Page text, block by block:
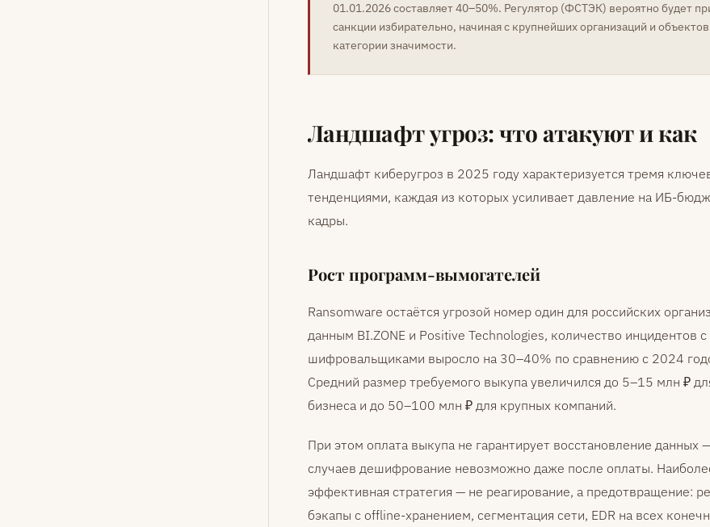
01.01.2026 составляет 40–50%. Регулятор (ФСТЭК) вероятно будет
санкции избирательно, начиная с крупнейших организаций и
категории значимости.
Ландшафт угроз: что атакуют и как
Ландшафт киберугроз в 2025 году характеризуется тремя
тенденциями, каждая из которых усиливает давление на ИБ-
кадры.
Рост программ-вымогателей
Ransomware остаётся угрозой номер один для российских
данным BI.ZONE и Positive Technologies, количество инцидентов с
шифровальщиками выросло на 30–40% по сравнению с 2024
Средний размер требуемого выкупа увеличился до 5–15 млн ₽
бизнеса и до 50–100 млн ₽ для крупных компаний.
При этом оплата выкупа не гарантирует восстановление данных
случаев дешифрование невозможно даже после оплаты.
эффективная стратегия — не реагирование, а предотвращение:
бэкапы с offline-хранением, сегментация сети, EDR на всех